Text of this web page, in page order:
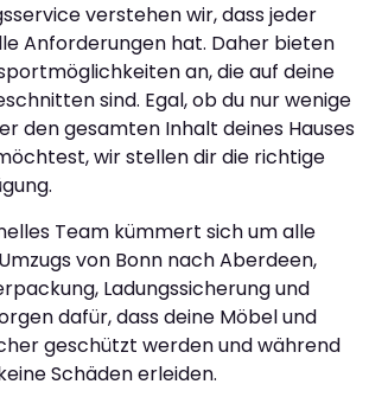
verstehen wir, dass jeder
Anforderungen hat. Daher bieten
an, die auf deine
sind. Egal, ob du nur wenige
den gesamten Inhalt deines Hauses
wir stellen dir die richtige
Team kümmert sich um alle
von Bonn nach Aberdeen,
Ladungssicherung und
dafür, dass deine Möbel und
geschützt werden und während
Schäden erleiden.